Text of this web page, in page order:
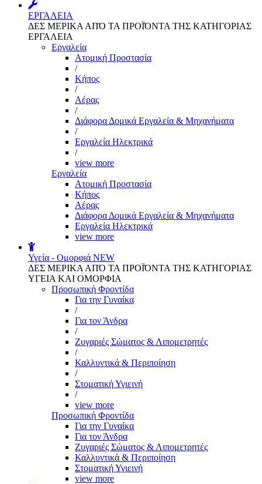
ΕΡΓΑΛΕΙΑ
ΔΕΣ ΜΕΡΙΚΑ ΑΠΌ ΤΑ ΠΡΟΪΌΝΤΑ ΤΗΣ ΚΑΤΗΓΟΡΙΑΣ
ΕΡΓΑΛΕΙΑ
Εργαλεία
Aτομική Προστασία
/
Kήπος
/
Αέρας
/
Διάφορα Δομικά Εργαλεία & Μηχανήματα
/
Εργαλεία Ηλεκτρικά
/
view more
Εργαλεία
Aτομική Προστασία
Kήπος
Αέρας
Διάφορα Δομικά Εργαλεία & Μηχανήματα
Εργαλεία Ηλεκτρικά
view more
Υγεία - Ομορφιά NEW
ΔΕΣ ΜΕΡΙΚΑ ΑΠΌ ΤΑ ΠΡΟΪΌΝΤΑ ΤΗΣ ΚΑΤΗΓΟΡΙΑΣ
ΥΓΕΙΑ ΚΑΙ ΟΜΟΡΦΙΑ
Προσωπική Φροντίδα
Για την Γυναίκα
/
Για τον Άνδρα
/
Ζυγαριές Σώματος & Λιπομετρητές
/
Καλλυντικά & Περιποίηση
/
Στοματική Υγιεινή
/
view more
Προσωπική Φροντίδα
Για την Γυναίκα
Για τον Άνδρα
Ζυγαριές Σώματος & Λιπομετρητές
Καλλυντικά & Περιποίηση
Στοματική Υγιεινή
view more